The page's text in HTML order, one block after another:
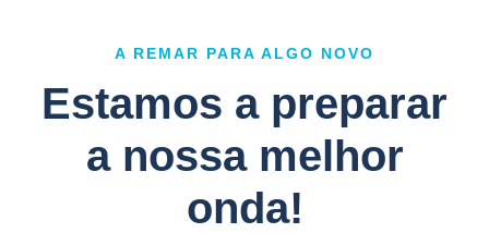
A REMAR PARA ALGO NOVO
Estamos a preparar
a nossa melhor
onda!